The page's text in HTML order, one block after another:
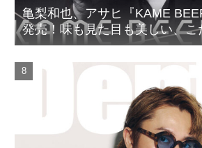
亀梨和也、アサヒ『KAME
発売！味も見た目も美しい、こ
ルがついに完成